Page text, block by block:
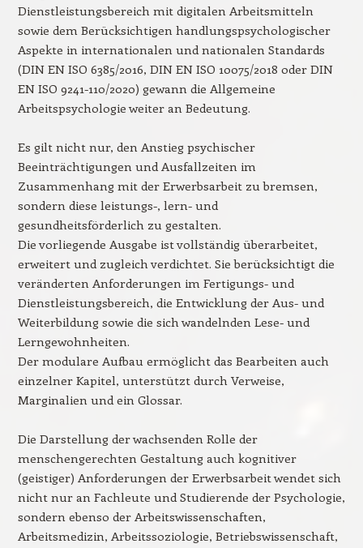
Dienstleistungsbereich mit digitalen Arbeitsmitteln
sowie dem Berücksichtigen handlungspsychologischer
Aspekte in internationalen und nationalen Standards
(DIN EN ISO 6385/2016, DIN EN ISO 10075/2018 oder DIN
EN ISO 9241-110/2020) gewann die Allgemeine
Arbeitspsychologie weiter an Bedeutung.
Es gilt nicht nur, den Anstieg psychischer
Beeinträchtigungen und Ausfallzeiten im
Zusammenhang mit der Erwerbsarbeit zu bremsen,
sondern diese leistungs-, lern- und
gesundheitsförderlich zu gestalten.
Die vorliegende Ausgabe ist vollständig überarbeitet,
erweitert und zugleich verdichtet. Sie berücksichtigt die
veränderten Anforderungen im Fertigungs- und
Dienstleistungsbereich, die Entwicklung der Aus- und
Weiterbildung sowie die sich wandelnden Lese- und
Lerngewohnheiten.
Der modulare Aufbau ermöglicht das Bearbeiten auch
einzelner Kapitel, unterstützt durch Verweise,
Marginalien und ein Glossar.
Die Darstellung der wachsenden Rolle der
menschengerechten Gestaltung auch kognitiver
(geistiger) Anforderungen der Erwerbsarbeit wendet sich
nicht nur an Fachleute und Studierende der Psychologie,
sondern ebenso der Arbeitswissenschaften,
Arbeitsmedizin, Arbeitssoziologie, Betriebswissenschaft,